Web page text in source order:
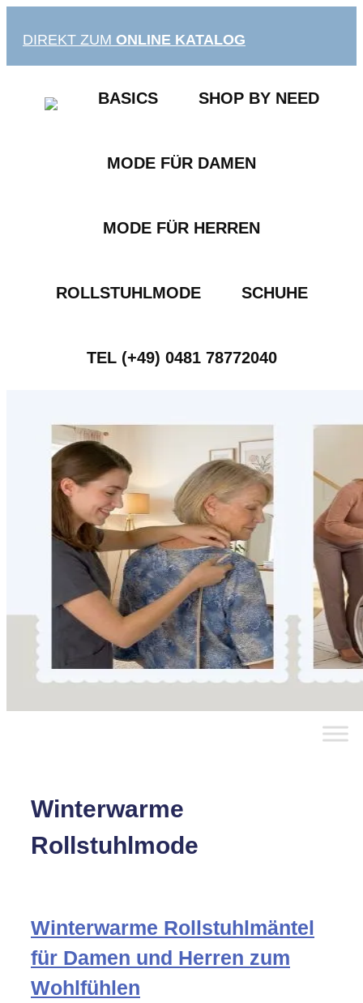
Inhalt
DIREKT ZUM ONLINE KATALOG
BASICS SHOP BY NEED
MODE FÜR DAMEN
MODE FÜR HERREN
ROLLSTUHLMODE SCHUHE
TEL (+49) 0481 78772040
Winterwarme
Rollstuhlmode
Winterwarme Rollstuhlmäntel
für Damen und Herren zum
Wohlfühlen